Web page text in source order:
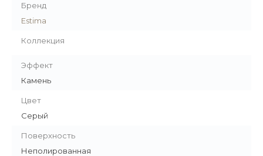
Бренд
Estima
Коллекция
Эффект
Камень
Цвет
Серый
Поверхность
Неполированная